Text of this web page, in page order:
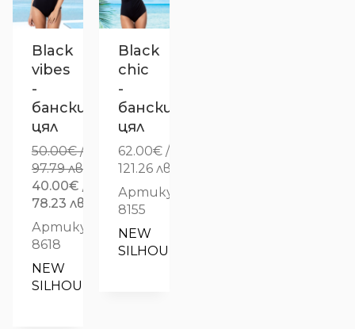
Black
vibes
-
бански
цял
50.00€/
97.79 лв.
Original
price
was:
50.00€
97.79 лв..
40.00€ /
78.23 лв.
Текущата
40.00€
Артикул:
8618
NEW
SILHOUETTE
Black
chic
-
бански
цял
62.00€ /
121.26 лв.
Артикул:
8155
NEW
SILHOUETTE